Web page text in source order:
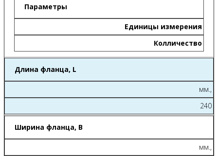
Параметры
Единицы измерения
Колличество
Длина фланца, L
мм.,
240
Ширина фланца, B
мм.,